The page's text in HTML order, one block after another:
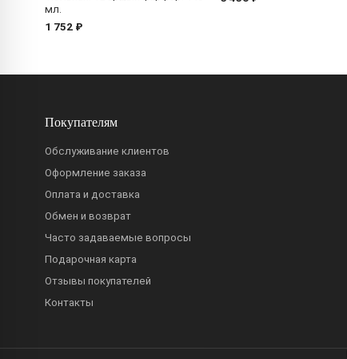
мл.
1 752 ₽
Покупателям
Обслуживание клиентов
Оформление заказа
Оплата и доставка
Обмен и возврат
Часто задаваемые вопросы
Подарочная карта
Отзывы покупателей
Контакты